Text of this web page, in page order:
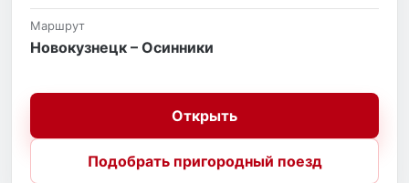
Маршрут
Новокузнецк – Осинники
Открыть
Подобрать пригородный поезд